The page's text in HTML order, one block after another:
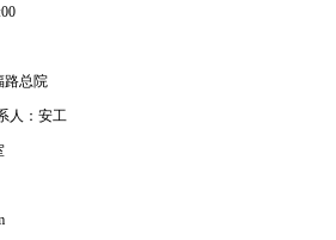
路总院
人：安工